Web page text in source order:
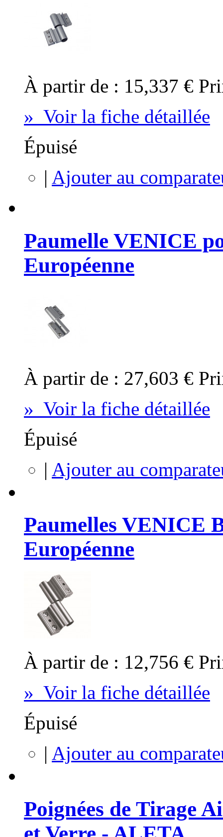
À partir de : 15,337 €
» Voir la fiche détaillée
Épuisé
| Ajouter au
Paumelle VENICE
Européenne
À partir de : 27,603 €
» Voir la fiche détaillée
Épuisé
| Ajouter au
Paumelles VENICE
Européenne
À partir de : 12,756 €
» Voir la fiche détaillée
Épuisé
| Ajouter au
Poignées de Tirage